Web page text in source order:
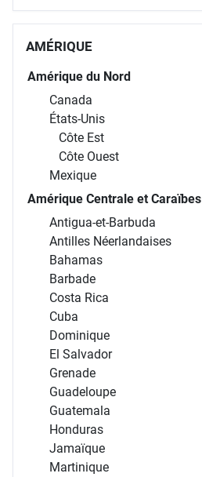
AMÉRIQUE
Amérique du Nord
Canada
États-Unis
Côte Est
Côte Ouest
Mexique
Amérique Centrale et Caraïbes
Antigua-et-Barbuda
Antilles Néerlandaises
Bahamas
Barbade
Costa Rica
Cuba
Dominique
El Salvador
Grenade
Guadeloupe
Guatemala
Honduras
Jamaïque
Martinique